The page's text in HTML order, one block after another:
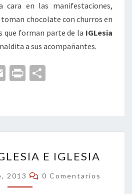
cara en las manifestaciones,
chocolate con churros en
que forman parte de la IGLesia
a sus acompañantes.
E
l
Pr
p
ar
tir
IGLESIA
E
IGLESIA
E IGLESIA
2013 Comentarios
0 Comentarios